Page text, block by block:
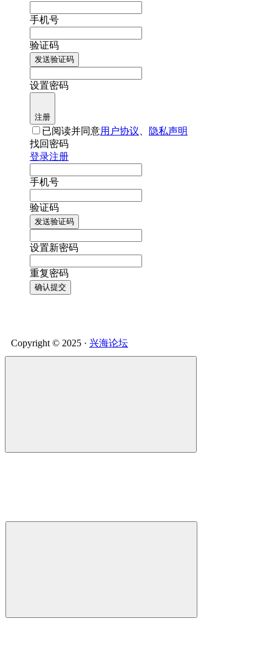
手机号
验证码
发送验证码
设置密码
注册
已阅读并同意用户协议
隐私声明
找回密码
登录注册
手机号
验证码
发送验证码
设置新密码
重复密码
确认提交
Copyright © 2025 · 兴海论坛